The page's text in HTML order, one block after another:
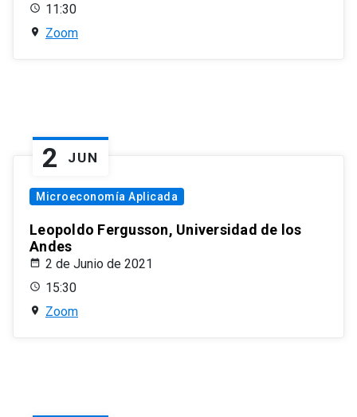
11:30
Zoom
2 JUN
Microeconomía Aplicada
Leopoldo Fergusson, Universidad de los
Andes
2 de Junio de 2021
15:30
Zoom